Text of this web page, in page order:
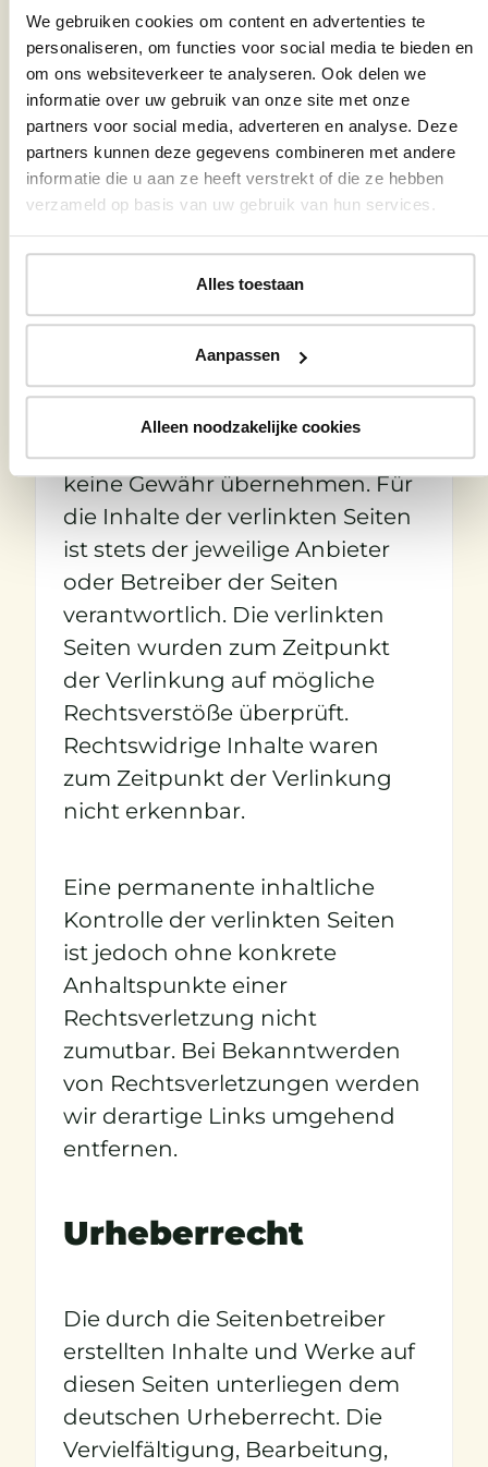
We gebruiken cookies om content en advertenties te
personaliseren, om functies voor social media te bieden en
om ons websiteverkeer te analyseren. Ook delen we
informatie over uw gebruik van onze site met onze
partners voor social media, adverteren en analyse. Deze
partners kunnen deze gegevens combineren met andere
informatie die u aan ze heeft verstrekt of die ze hebben
verzameld op basis van uw gebruik van hun services.
Alles toestaan
Aanpassen
Alleen noodzakelijke cookies
Bekanntwerden von
entsprechenden
Rechtsverletzungen werden wir
diese Inhalte umgehend
entfernen.
Haftung für Links
Unser Angebot enthält Links zu
externen Websites Dritter, auf
deren Inhalte wir keinen Einfluss
haben. Deshalb können wir für
diese fremden Inhalte auch
keine Gewähr übernehmen. Für
die Inhalte der verlinkten Seiten
ist stets der jeweilige Anbieter
oder Betreiber der Seiten
verantwortlich. Die verlinkten
Seiten wurden zum Zeitpunkt
der Verlinkung auf mögliche
Rechtsverstöße überprüft.
Rechtswidrige Inhalte waren
zum Zeitpunkt der Verlinkung
nicht erkennbar.
Eine permanente inhaltliche
Kontrolle der verlinkten Seiten
ist jedoch ohne konkrete
Anhaltspunkte einer
Rechtsverletzung nicht
zumutbar. Bei Bekanntwerden
von Rechtsverletzungen werden
wir derartige Links umgehend
entfernen.
Urheberrecht
Die durch die Seitenbetreiber
erstellten Inhalte und Werke auf
diesen Seiten unterliegen dem
deutschen Urheberrecht. Die
Vervielfältigung, Bearbeitung,